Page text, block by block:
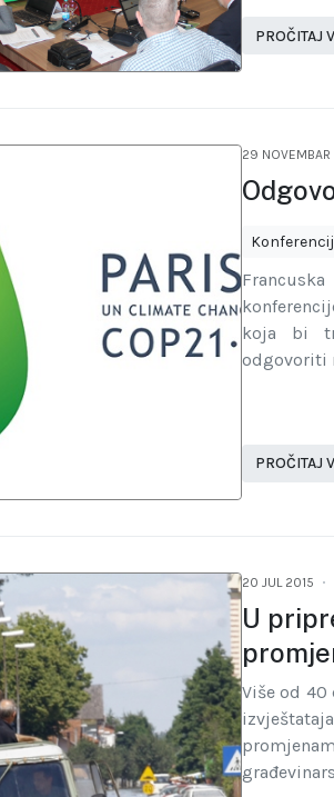
PROČITAJ
29 NOVEMBAR
koja bi
odgovoriti
PROČITAJ
20 JUL 2015
U
Više od